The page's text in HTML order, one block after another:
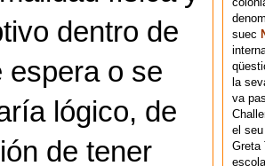
dentro de
espera o se
lógico, de
de tener
suec
la
va
el
Greta